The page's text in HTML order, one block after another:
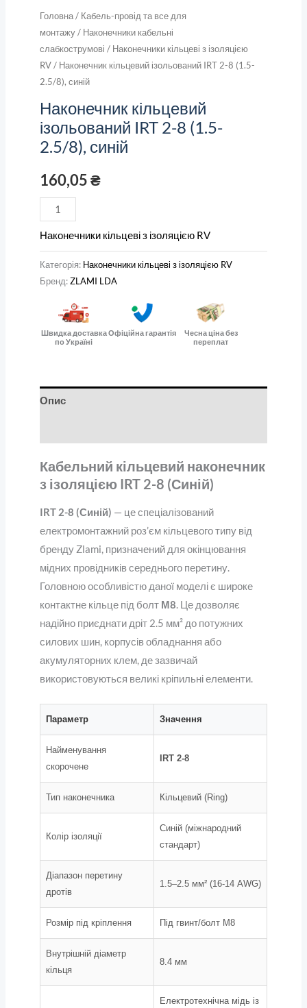
Головна/ Кабель-провід та все для
монтажу/ Наконечники кабельні
слабкострумові / Наконечники кільцеві з ізоляцією
RV/ Наконечник кільцевий ізольований IRT 2-8 (1.5-
2.5/8), синій
Наконечник кільцевий
ізольований IRT 2-8 (1.5-
2.5/8), синій
160,05₴
Наконечники кільцеві з ізоляцією RV
Категорія: Наконечники кільцеві з ізоляцією RV
Бренд:ZLAMI LDA
Швидка доставка
по Україні
Офіційна гарантія
Чесна ціна без
переплат
Опис
Кабельний кільцевий наконечник
з ізоляцією IRT 2-8 (Синій)
IRT 2-8 (Синій) — це спеціалізований
електромонтажний роз’єм кільцевого типу від
бренду Zlami, призначений для окінцювання
мідних провідників середнього перетину.
Головною особливістю даної моделі є широке
контактне кільце під болт М8. Це дозволяє
надійно приєднати дріт 2.5 мм² до потужних
силових шин, корпусів обладнання або
акумуляторних клем, де зазвичай
використовуються великі кріпильні елементи.
Параметр Значення
Найменування
скорочене
IRT 2-8
Тип наконечника Кільцевий (Ring)
Колір ізоляції
Синій (міжнародний
стандарт)
Діапазон перетину
дротів
1.5–2.5 мм² (16-14 AWG)
Розмір під кріплення Під гвинт/болт М8
Внутрішній діаметр
кільця
8.4 мм
Електротехнічна мідь із